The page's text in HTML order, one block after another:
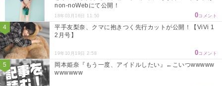
non-noWebにて公開！
18年03月16日 11:50 0コメント
平手友梨奈、クマに抱きつく先行カットが公開！【ViVi 1
2月号】
19年10月19日 2:58 0コメント
岡本姫奈『もう一度、アイドルしたい』←こいつwwwww
wwwwww